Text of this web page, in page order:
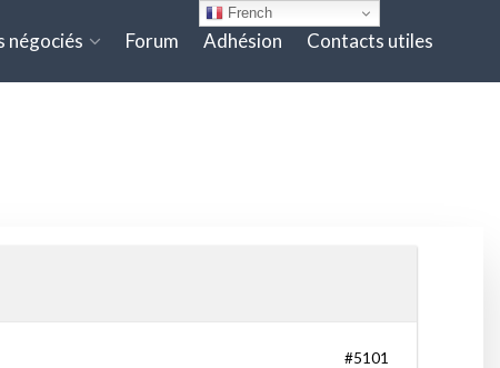
négociés Forum Adhésion Contacts utiles
#5101
French